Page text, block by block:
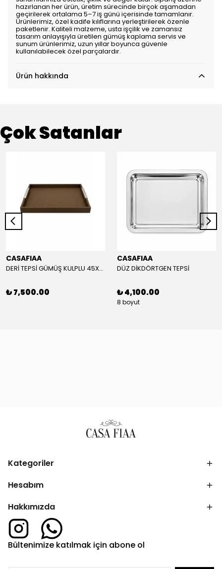
hazırlanan her ürün, üretim sürecinde birçok aşamadan
geçirilerek ortalama 5–7 iş günü içerisinde tamamlanır.
Ürünlerimiz, özel kadife kılıflarına yerleştirilerek özenle
paketlenir. Kaliteli malzeme, usta işçilik ve zamansız
tasarım anlayışıyla üretilen gümüş kaplama servis ve
sunum ürünlerimiz, uzun yıllar boyunca güvenle
kullanılabilecek özel parçalardır.
Ürün hakkında
Çok Satanlar
CASAFIAA
DERİ TEPSİ GÜMÜŞ KULPLU 45X55 CM
₺ 7,500.00
CASAFIAA
DÜZ DİKDÖRTGEN TEPSİ
₺ 4,100.00
8 boyut
Kategoriler
Hesabım
Hakkımızda
Bültenimize katılmak için abone ol